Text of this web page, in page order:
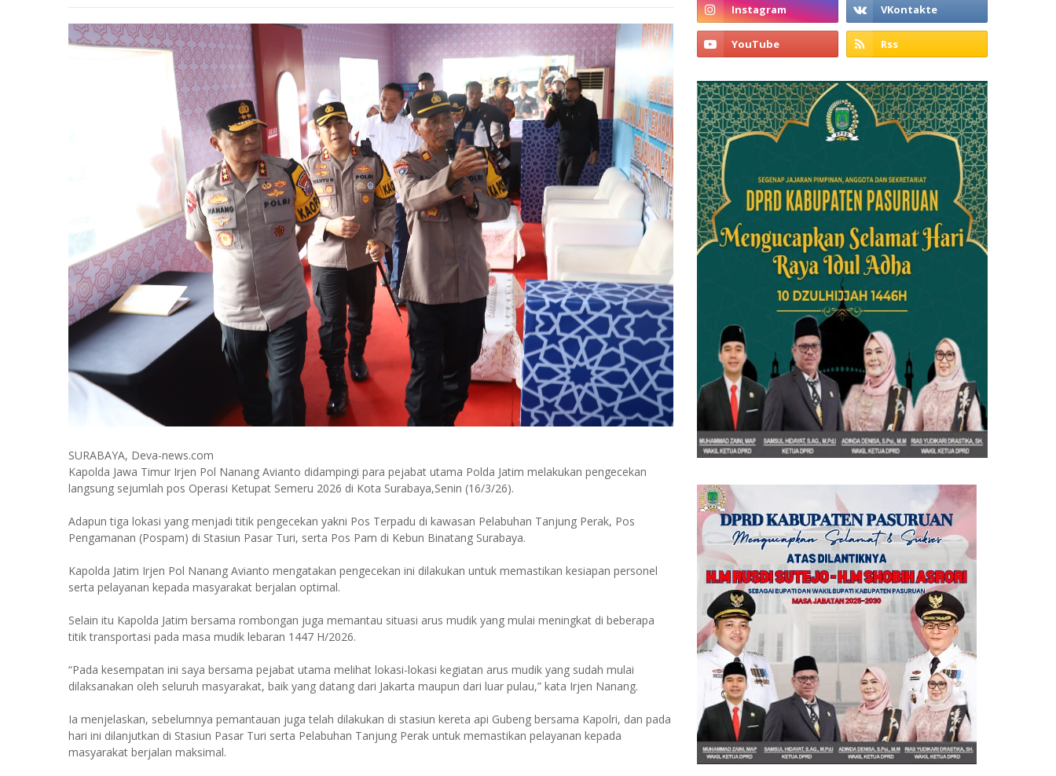
SURABAYA, Deva-news.com
Kapolda Jawa Timur Irjen Pol Nanang Avianto didampingi para pejabat utama Polda Jatim melakukan pengecekan
langsung sejumlah pos Operasi Ketupat Semeru 2026 di Kota Surabaya,Senin (16/3/26).
Adapun tiga lokasi yang menjadi titik pengecekan yakni Pos Terpadu di kawasan Pelabuhan Tanjung Perak, Pos
Pengamanan (Pospam) di Stasiun Pasar Turi, serta Pos Pam di Kebun Binatang Surabaya.
Kapolda Jatim Irjen Pol Nanang Avianto mengatakan pengecekan ini dilakukan untuk memastikan kesiapan personel
serta pelayanan kepada masyarakat berjalan optimal.
Selain itu Kapolda Jatim bersama rombongan juga memantau situasi arus mudik yang mulai meningkat di beberapa
titik transportasi pada masa mudik lebaran 1447 H/2026.
“Pada kesempatan ini saya bersama pejabat utama melihat lokasi-lokasi kegiatan arus mudik yang sudah mulai
dilaksanakan oleh seluruh masyarakat, baik yang datang dari Jakarta maupun dari luar pulau,” kata Irjen Nanang.
Ia menjelaskan, sebelumnya pemantauan juga telah dilakukan di stasiun kereta api Gubeng bersama Kapolri, dan pada
hari ini dilanjutkan di Stasiun Pasar Turi serta Pelabuhan Tanjung Perak untuk memastikan pelayanan kepada
masyarakat berjalan maksimal.